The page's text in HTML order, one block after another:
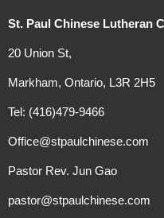
St. Paul Chinese Lutheran
20 Union St,
Markham, Ontario, L3R 2H5
Tel: (416)479-9466
Office@stpaulchinese.com
Pastor Rev. Jun Gao
pastor@stpaulchinese.com